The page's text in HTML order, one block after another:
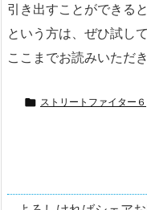
引き出すことができる
という方は、ぜひ試し
ここまでお読みいただ
 ストリートファイター６